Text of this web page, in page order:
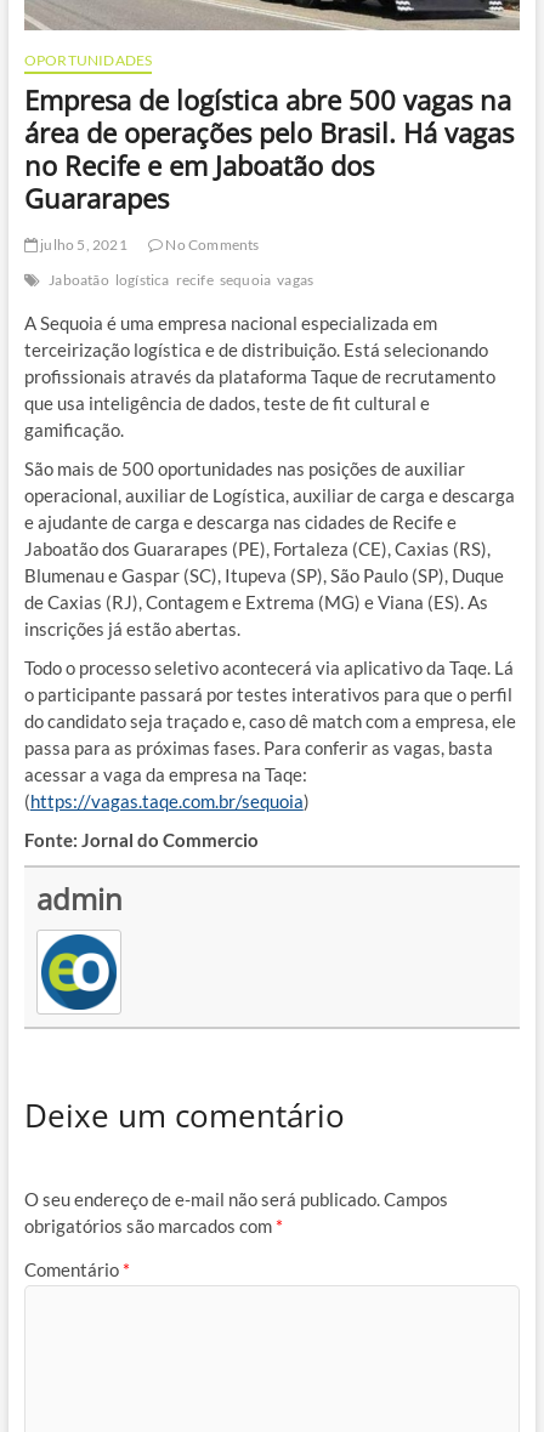
OPORTUNIDADES
Empresa de logística abre 500 vagas na
área de operações pelo Brasil. Há vagas
no Recife e em Jaboatão dos
Guararapes
julho 5, 2021
No Comments
Jaboatão logística recife sequoia vagas
A Sequoia é uma empresa nacional especializada em
terceirização logística e de distribuição. Está selecionando
profissionais através da plataforma Taque de recrutamento
que usa inteligência de dados, teste de fit cultural e
gamificação.
São mais de 500 oportunidades nas posições de auxiliar
operacional, auxiliar de Logística, auxiliar de carga e descarga
e ajudante de carga e descarga nas cidades de Recife e
Jaboatão dos Guararapes (PE), Fortaleza (CE), Caxias (RS),
Blumenau e Gaspar (SC), Itupeva (SP), São Paulo (SP), Duque
de Caxias (RJ), Contagem e Extrema (MG) e Viana (ES). As
inscrições já estão abertas.
Todo o processo seletivo acontecerá via aplicativo da Taqe. Lá
o participante passará por testes interativos para que o perfil
do candidato seja traçado e, caso dê match com a empresa, ele
passa para as próximas fases. Para conferir as vagas, basta
acessar a vaga da empresa na Taqe:
(https://vagas.taqe.com.br/sequoia)
Fonte: Jornal do Commercio
admin
Deixe um comentário
O seu endereço de e-mail não será publicado.Campos
obrigatórios são marcados com *
Comentário *